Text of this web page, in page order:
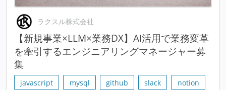
ラクスル株式会社
【新規事業×LLM×業務DX】AI活用で業務変革
を牽引するエンジニアリングマネージャー募
集
javascript mysql github slack
notion